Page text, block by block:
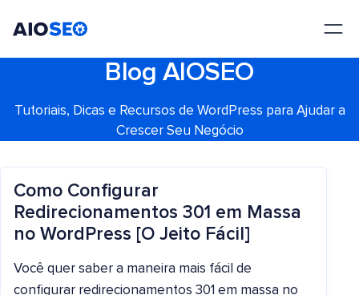
Blog AIOSEO
Tutoriais, Dicas e Recursos de WordPress para Ajudar a
Crescer Seu Negócio
Como Configurar
Redirecionamentos 301 em Massa
no WordPress [O Jeito Fácil]
Você quer saber a maneira mais fácil de
configurar redirecionamentos 301 em massa no